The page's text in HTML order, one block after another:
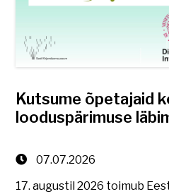
Kutsume õpetajaid
looduspärimuse
07.07.2026
17. augustil 2026 toimub